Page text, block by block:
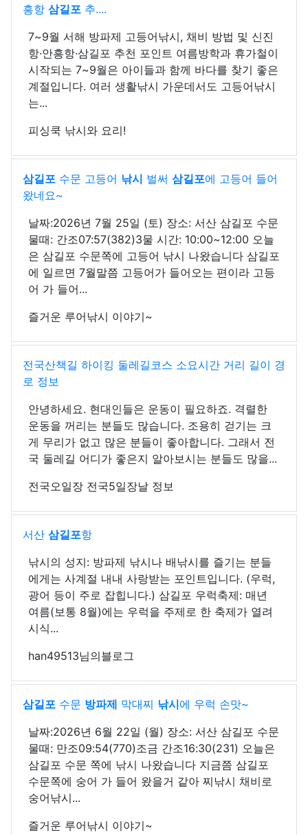
흥항 삼길포 추....
7~9월 서해 방파제 고등어낚시, 채비 방법 및 신진
항·안흥항·삼길포 추천 포인트 여름방학과 휴가철이
시작되는 7~9월은 아이들과 함께 바다를 찾기 좋은
계절입니다. 여러 생활낚시 가운데서도 고등어낚시
는...
피싱쿡 낚시와 요리!
삼길포 수문 고등어 낚시 벌써 삼길포에 고등어 들어
왔네요~
날짜:2026년 7월 25일 (토) 장소: 서산 삼길포 수문
물때: 간조07:57(382)3물 시간: 10:00~12:00 오늘
은 삼길포 수문쪽에 고등어 낚시 나왔습니다 삼길포
에 일르면 7월말쯤 고등어가 들어오는 편이라 고등
어 가 들어...
즐거운 루어낚시 이야기~
전국산책길 하이킹 둘레길코스 소요시간 거리 길이 경
로 정보
안녕하세요. 현대인들은 운동이 필요하죠. 격렬한
운동을 꺼리는 분들도 많습니다. 조용히 걷기는 크
게 무리가 없고 많은 분들이 좋아합니다. 그래서 전
국 둘레길 어디가 좋은지 알아보시는 분들도 많을...
전국오일장 전국5일장날 정보
서산 삼길포항
낚시의 성지: 방파제 낚시나 배낚시를 즐기는 분들
에게는 사계절 내내 사랑받는 포인트입니다. (우럭,
광어 등이 주로 잡힙니다.) 삼길포 우럭축제: 매년
여름(보통 8월)에는 우럭을 주제로 한 축제가 열려
시식...
han49513님의블로그
삼길포 수문 방파제 막대찌 낚시에 우럭 손맛~
날짜:2026년 6월 22일 (월) 장소: 서산 삼길포 수문
물때: 만조09:54(770)조금 간조16:30(231) 오늘은
삼길포 수문 쪽에 낚시 나왔습니다 지금쯤 삼길포
수문쪽에 숭어 가 들어 왔을거 같아 찌낚시 채비로
숭어낚시...
즐거운 루어낚시 이야기~